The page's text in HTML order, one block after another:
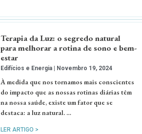
Terapia da Luz: o segredo natural
para melhorar a rotina de sono e bem-
estar
Edifícios e Energia Novembro 19, 2024
À medida que nos tornamos mais conscientes
do impacto que as nossas rotinas diárias têm
na nossa saúde, existe um fator que se
destaca: a luz natural. …
LER ARTIGO >